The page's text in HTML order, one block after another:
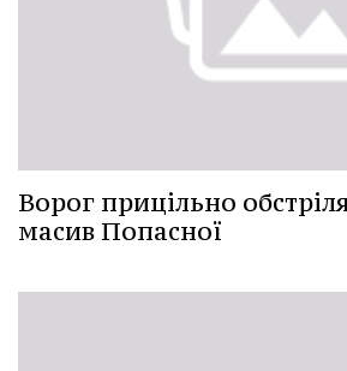
Ворог прицільно
масив Попасної